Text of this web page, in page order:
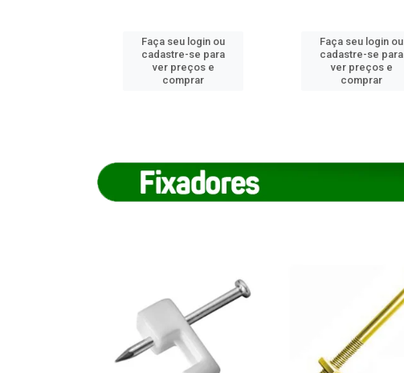
Faça seu login ou
cadastre-se para
ver preços e
comprar
Faça seu login ou
cadastre-se para
ver preços e
comprar